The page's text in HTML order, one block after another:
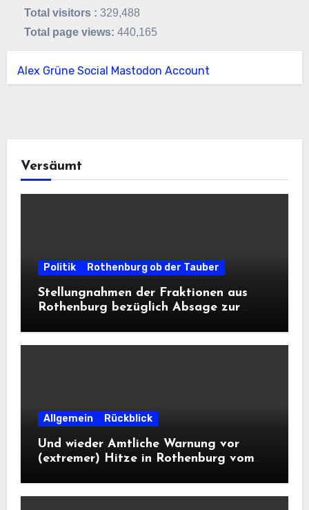
Total visitors :329,488
Total page views:440,165
Alex Grüne Social Mastodon Account
Versäumt
Politik Rothenburg ob der Tauber
Stellungnahmen der Fraktionen aus
Rothenburg bezüglich Absage zur
Allgemein Rückblick
Und wieder Amtliche Warnung vor
(extremer) Hitze in Rothenburg vom